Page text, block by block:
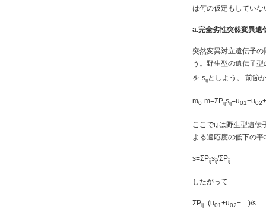
は何の仮定もしていな
a.完全劣性突然変異遺
突然変異対立遺伝子
う。野生型の遺伝子
を-sijとしよう。 前節
m0-m=ΣPijsij=u01+u02
ここでi,jは野生型遺伝
よる適応度の低下の平
s=ΣPijsij/ΣPij
したがって
ΣPij=(u01+u02+…)/s